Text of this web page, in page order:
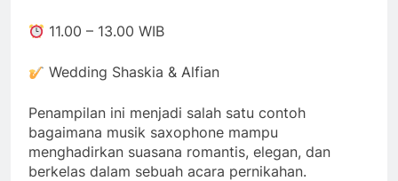
11.00 – 13.00 WIB
Wedding Shaskia & Alfian
Penampilan ini menjadi salah satu contoh
bagaimana musik saxophone mampu
menghadirkan suasana romantis, elegan, dan
berkelas dalam sebuah acara pernikahan.